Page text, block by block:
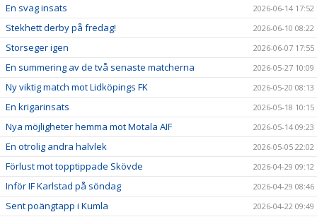
En svag insats 2026-06-14 17:52
Stekhett derby på fredag! 2026-06-10 08:22
Storseger igen 2026-06-07 17:55
En summering av de två senaste matcherna 2026-05-27 10:09
Ny viktig match mot Lidköpings FK 2026-05-20 08:13
En krigarinsats 2026-05-18 10:15
Nya möjligheter hemma mot Motala AIF 2026-05-14 09:23
En otrolig andra halvlek 2026-05-05 22:02
Förlust mot topptippade Skövde 2026-04-29 09:12
Inför IF Karlstad på söndag 2026-04-29 08:46
Sent poängtapp i Kumla 2026-04-22 09:49